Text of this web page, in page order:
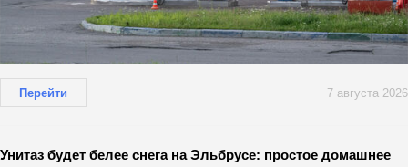
Перейти 7 августа 2026
Унитаз будет белее снега на Эльбрусе: простое домашнее